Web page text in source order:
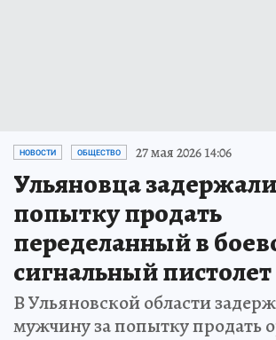
НОВОСТИ ОБЩЕСТВО 27 мая 2026 14:06
Ульяновца
попытку продать
переделанный в
сигнальный пистолет
В Ульяновской области
мужчину за попытку продать